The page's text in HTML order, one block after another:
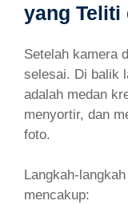
yang
Setelah kamera
selesai. Di balik
adalah medan
menyortir, dan
foto.
Langkah-
mencakup: